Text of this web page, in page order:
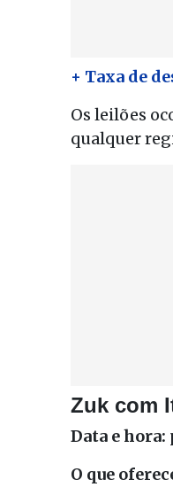
+ Taxa de
Os leilões
qualquer
Zuk com
Data e hora:
O que